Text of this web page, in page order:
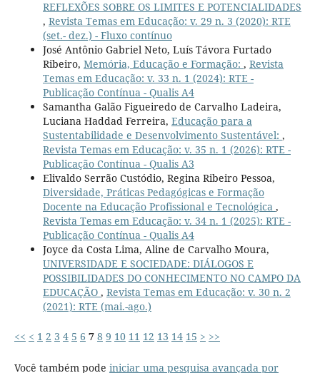
REFLEXÕES SOBRE OS LIMITES E POTENCIALIDADES
, Revista Temas em Educação: v. 29 n. 3 (2020): RTE
(set.- dez.) - Fluxo contínuo
José Antônio Gabriel Neto, Luís Távora Furtado
Ribeiro, Memória, Educação e Formação: , Revista
Temas em Educação: v. 33 n. 1 (2024): RTE -
Publicação Contínua - Qualis A4
Samantha Galão Figueiredo de Carvalho Ladeira,
Luciana Haddad Ferreira, Educação para a
Sustentabilidade e Desenvolvimento Sustentável: ,
Revista Temas em Educação: v. 35 n. 1 (2026): RTE -
Publicação Contínua - Qualis A3
Elivaldo Serrão Custódio, Regina Ribeiro Pessoa,
Diversidade, Práticas Pedagógicas e Formação
Docente na Educação Profissional e Tecnológica ,
Revista Temas em Educação: v. 34 n. 1 (2025): RTE -
Publicação Contínua - Qualis A4
Joyce da Costa Lima, Aline de Carvalho Moura,
UNIVERSIDADE E SOCIEDADE: DIÁLOGOS E
POSSIBILIDADES DO CONHECIMENTO NO CAMPO DA
EDUCAÇÃO , Revista Temas em Educação: v. 30 n. 2
(2021): RTE (mai.-ago.)
<< < 1 2 3 4 5 6 7 8 9 10 11 12 13 14 15 > >>
Você também pode iniciar uma pesquisa avançada por